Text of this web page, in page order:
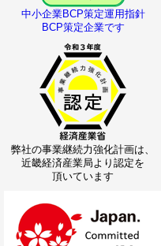
中小企業BCP策定運用指針
BCP策定企業です
弊社の事業継続力強化計画は、
近畿経済産業局より認定を
頂いています